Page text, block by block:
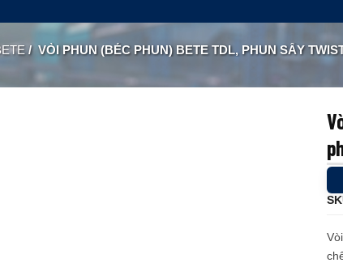
/ VÒI PHUN (BÉC PHUN) BETE TDL, PHUN SẤY TWIST &